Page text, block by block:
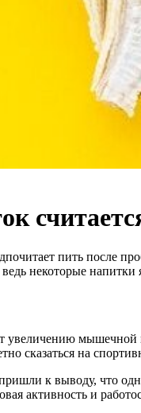
пить после
некоторые
мышечной
сказаться на
к выводу, что
активность и